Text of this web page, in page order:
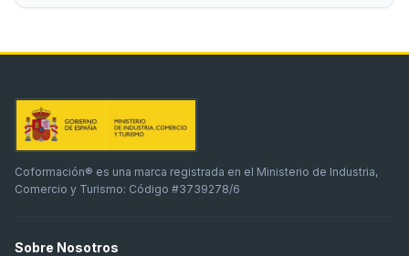
Coformación® es una marca registrada en el Ministerio de Industria,
Comercio y Turismo: Código #3739278/6
Sobre Nosotros